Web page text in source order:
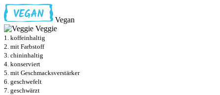
Vegan
Veggie
1. koffeinhaltig
2. mit Farbstoff
3. chininhaltig
4. konserviert
5. mit Geschmacksverstärker
6. geschwefelt
7. geschwärzt